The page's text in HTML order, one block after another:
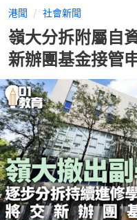
港聞 社會新聞
嶺大分拆附屬自
新辦團基金接管